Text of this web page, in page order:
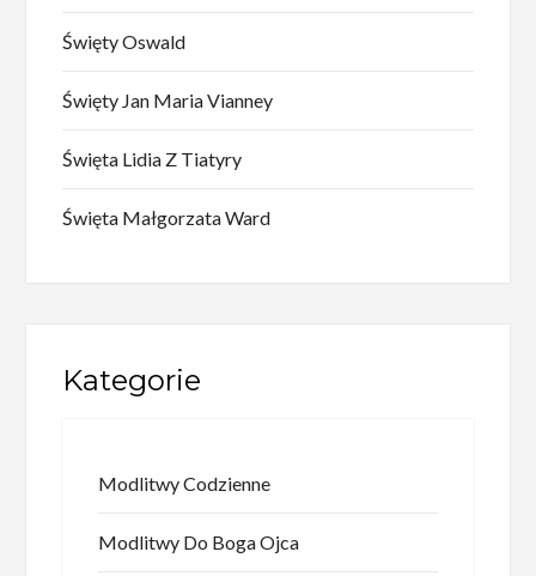
Święty Oswald
Święty Jan Maria Vianney
Święta Lidia Z Tiatyry
Święta Małgorzata Ward
Kategorie
Modlitwy Codzienne
Modlitwy Do Boga Ojca